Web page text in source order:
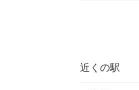
近くの駅